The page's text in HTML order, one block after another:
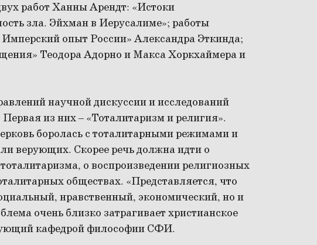
работ Ханны Арендт: «Истоки
зла. Эйхман в Иерусалиме»; работы
опыт России» Александра Эткинда;
Теодора Адорно и Макса Хоркхаймера и
научной дискуссии и исследований
из них – «Тоталитаризм и религия».
боролась с тоталитарными режимами и
верующих. Скорее речь должна идти о
о воспроизведении религиозных
обществах. «Представляется, что
нравственный, экономический, но и
очень близко затрагивает христианское
кафедрой философии СФИ.